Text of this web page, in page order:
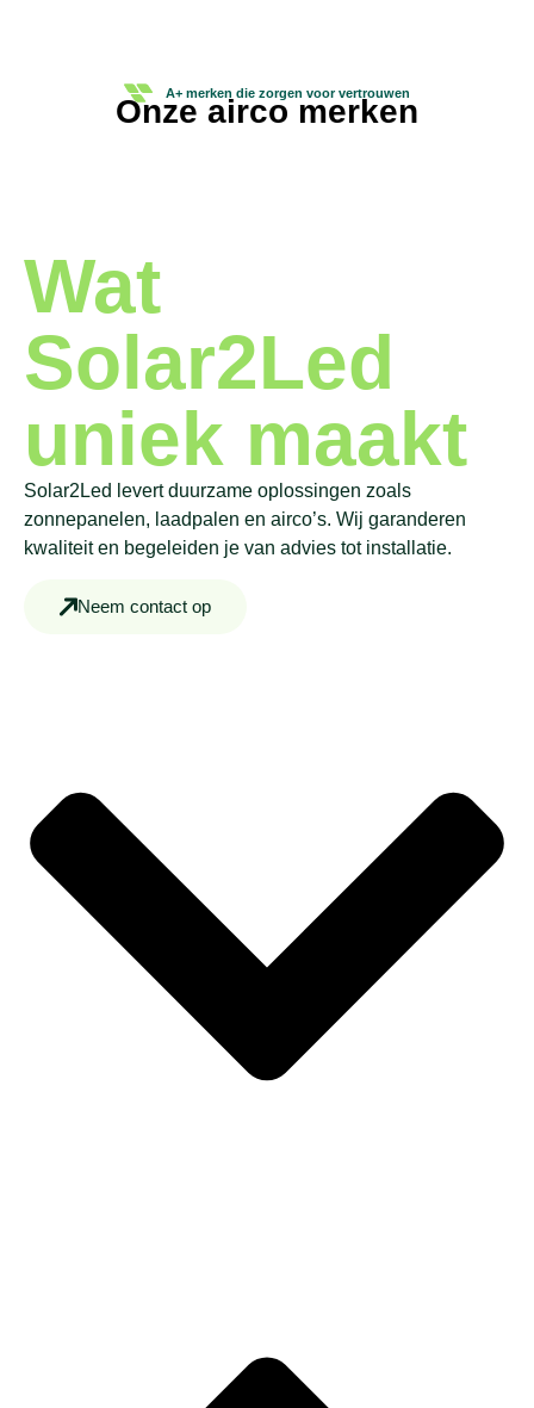
A+ merken die zorgen voor vertrouwen
Onze airco merken
Wat
Solar2Led
uniek maakt
Solar2Led levert duurzame oplossingen zoals
zonnepanelen, laadpalen en airco’s. Wij garanderen
kwaliteit en begeleiden je van advies tot installatie.
Neem contact op